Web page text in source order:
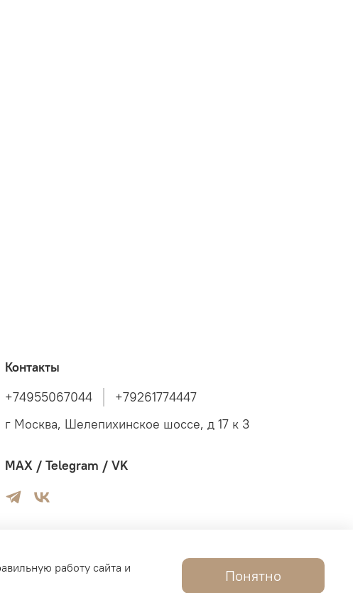
Контакты
+74955067044
+79261774447
г Москва, Шелепихинское шоссе, д 17 к 3
MAX / Telegram / VK
работу сайта и
Понятно